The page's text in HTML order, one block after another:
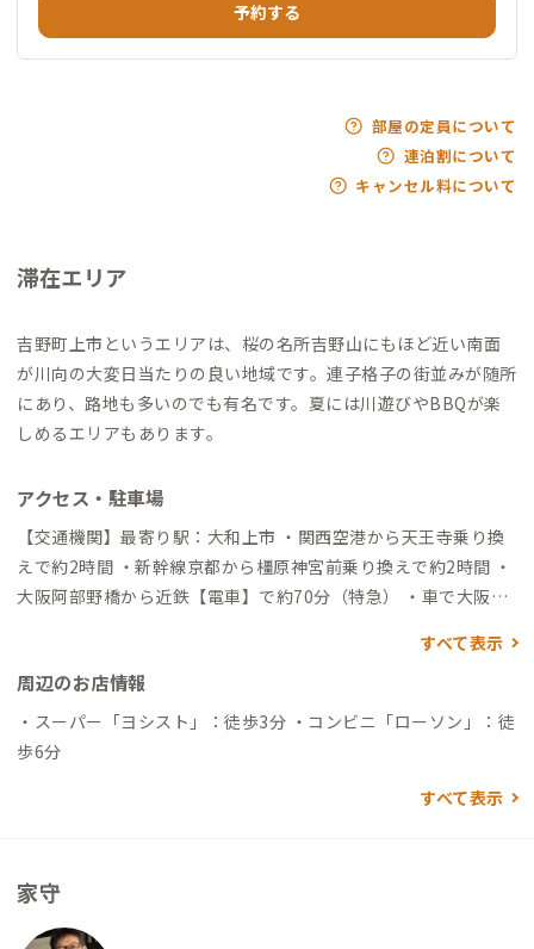
予約する
部屋の定員について
連泊割について
キャンセル料について
滞在エリア
吉野町上市というエリアは、桜の名所吉野山にもほど近い南面
が川向の大変日当たりの良い地域です。連子格子の街並みが随所
にあり、路地も多いのでも有名です。夏には川遊びやBBQが楽
しめるエリアもあります。
アクセス・駐車場
【交通機関】最寄り駅：大和上市 ・関西空港から天王寺乗り換
えで約2時間 ・新幹線京都から橿原神宮前乗り換えで約2時間 ・
大阪阿部野橋から近鉄【電車】で約70分（特急） ・車で大阪市
すべて表示
周辺のお店情報
・スーパー「ヨシスト」：徒歩3分 ・コンビニ「ローソン」：徒
歩6分
すべて表示
家守